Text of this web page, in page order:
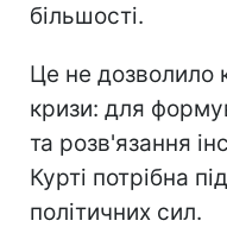
більшості.
Це не дозволило
кризи: для
та розв'язання
Курті потрібна
політичних сил.